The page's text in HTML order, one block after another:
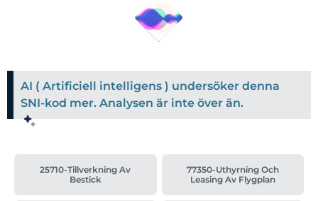
AI ( Artificiell intelligens ) undersöker denna
SNI-kod mer. Analysen är inte över än.
25710-Tillverkning Av
Bestick
77350-Uthyrning Och
Leasing Av Flygplan